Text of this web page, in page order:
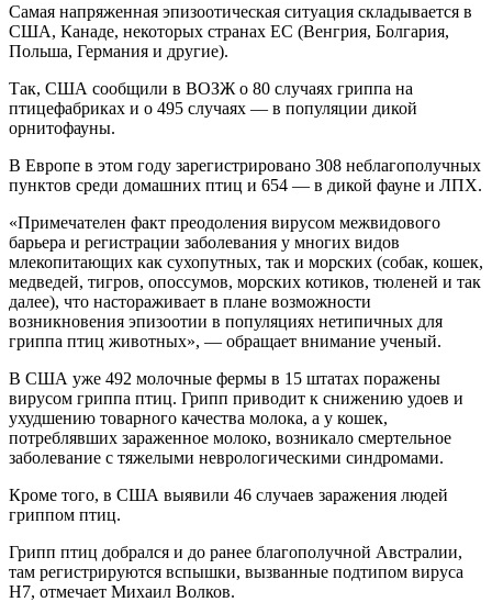
Самая напряженная эпизоотическая ситуация складывается в
США, Канаде, некоторых странах ЕС (Венгрия, Болгария,
Польша, Германия и другие).
Так, США сообщили в ВОЗЖ о 80 случаях гриппа на
птицефабриках и о 495 случаях — в популяции дикой
орнитофауны.
В Европе в этом году зарегистрировано 308 неблагополучных
пунктов среди домашних птиц и 654 — в дикой фауне и ЛПХ.
«Примечателен факт преодоления вирусом межвидового
барьера и регистрации заболевания у многих видов
млекопитающих как сухопутных, так и морских (собак, кошек,
медведей, тигров, опоссумов, морских котиков, тюленей и так
далее), что настораживает в плане возможности
возникновения эпизоотии в популяциях нетипичных для
гриппа птиц животных», — обращает внимание ученый.
В США уже 492 молочные фермы в 15 штатах поражены
вирусом гриппа птиц. Грипп приводит к снижению удоев и
ухудшению товарного качества молока, а у кошек,
потреблявших зараженное молоко, возникало смертельное
заболевание с тяжелыми неврологическими синдромами.
Кроме того, в США выявили 46 случаев заражения людей
гриппом птиц.
Грипп птиц добрался и до ранее благополучной Австралии,
там регистрируются вспышки, вызванные подтипом вируса
Н7, отмечает Михаил Волков.